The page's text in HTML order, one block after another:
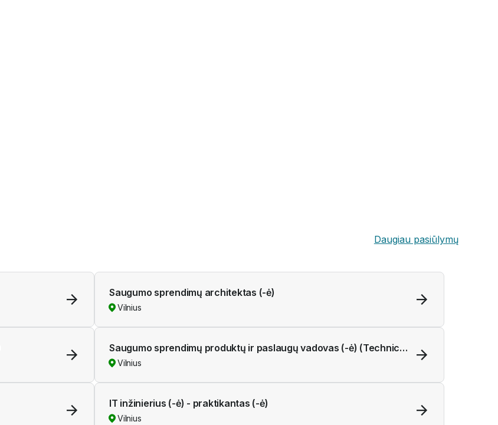
Daugiau pasiūlymų
Saugumo sprendimų architektas (-ė)
Vilnius
Saugumo sprendimų produktų ir paslaugų vadovas (-ė) (Technical
Presales)
Vilnius
IT inžinierius (-ė) - praktikantas (-ė)
Vilnius